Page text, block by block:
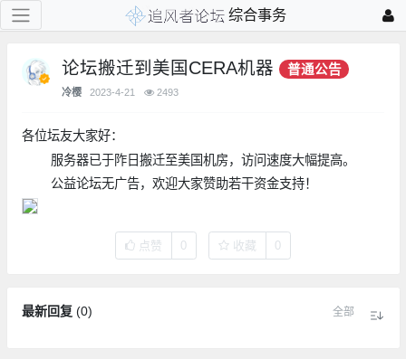
综合事务
论坛搬迁到美国CERA机器 普通公告
冷樱 2023-4-21 2493
各位坛友大家好：
服务器已于阼日搬迁至美国机房，访问速度大幅提高。
公益论坛无广告，欢迎大家赞助若干资金支持！
点赞 0 收藏 0
最新回复(0) 全部